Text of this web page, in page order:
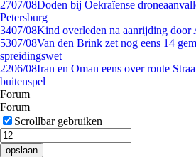
2707/08Doden bij Oekraïense
Petersburg
3407/08Kind overleden na aanrijding door
5307/08Van den Brink zet nog eens 14
spreidingswet
2206/08Iran en Oman eens over route
buitenspel
Forum
Forum
Scrollbar gebruiken
opslaan